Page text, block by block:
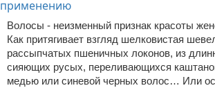
Волосы - неизменный признак красоты
Как притягивает взгляд шелковистая
рассыпчатых пшеничных локонов, из
сияющих русых, переливающихся
медью или синевой черных волос… Или